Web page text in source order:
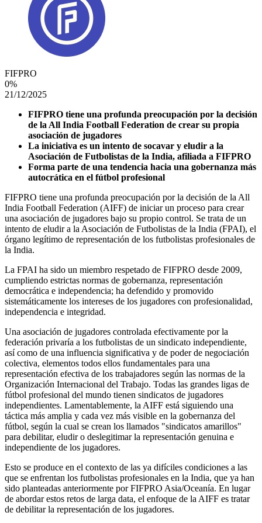
FIFPRO
0%
21/12/2025
FIFPRO tiene una profunda preocupación por la decisión
de la All India Football Federation de crear su propia
asociación de jugadores
La iniciativa es un intento de socavar y eludir a la
Asociación de Futbolistas de la India, afiliada a FIFPRO
Forma parte de una tendencia hacia una gobernanza más
autocrática en el fútbol profesional
FIFPRO tiene una profunda preocupación por la decisión de la All
India Football Federation (AIFF) de iniciar un proceso para crear
una asociación de jugadores bajo su propio control. Se trata de un
intento de eludir a la Asociación de Futbolistas de la India (FPAI), el
órgano legítimo de representación de los futbolistas profesionales de
la India.
La FPAI ha sido un miembro respetado de FIFPRO desde 2009,
cumpliendo estrictas normas de gobernanza, representación
democrática e independencia; ha defendido y promovido
sistemáticamente los intereses de los jugadores con profesionalidad,
independencia e integridad.
Una asociación de jugadores controlada efectivamente por la
federación privaría a los futbolistas de un sindicato independiente,
así como de una influencia significativa y de poder de negociación
colectiva, elementos todos ellos fundamentales para una
representación efectiva de los trabajadores según las normas de la
Organización Internacional del Trabajo. Todas las grandes ligas de
fútbol profesional del mundo tienen sindicatos de jugadores
independientes. Lamentablemente, la AIFF está siguiendo una
táctica más amplia y cada vez más visible en la gobernanza del
fútbol, según la cual se crean los llamados "sindicatos amarillos"
para debilitar, eludir o deslegitimar la representación genuina e
independiente de los jugadores.
Esto se produce en el contexto de las ya difíciles condiciones a las
que se enfrentan los futbolistas profesionales en la India, que ya han
sido planteadas anteriormente por FIFPRO Asia/Oceanía. En lugar
de abordar estos retos de larga data, el enfoque de la AIFF es tratar
de debilitar la representación de los jugadores.